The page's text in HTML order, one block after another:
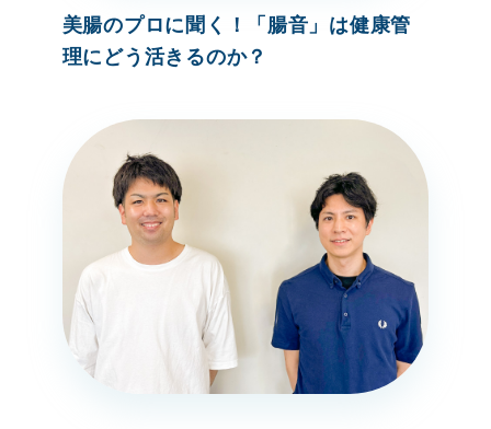
美腸のプロに聞く！「腸音」は健康管
理にどう活きるのか？